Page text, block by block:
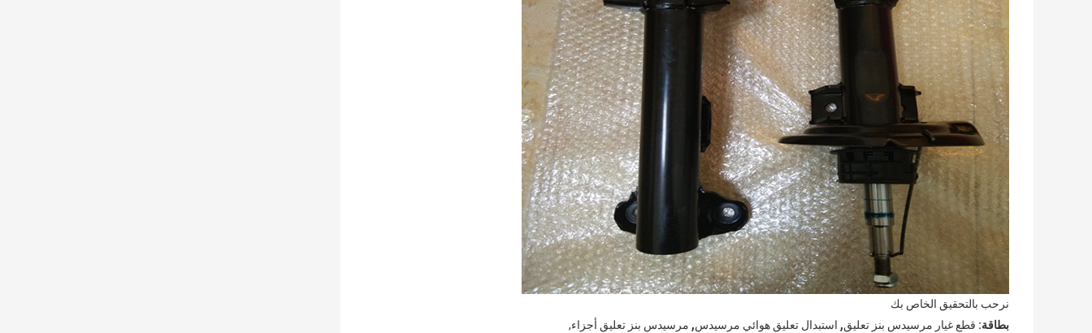
نرحب بالتحقيق الخاص بك
بطاقة: قطع غيار مرسيدس بنز تعليق, استبدال تعليق هوائي مرسيدس, مرسيدس بنز تعليق أجزاء,